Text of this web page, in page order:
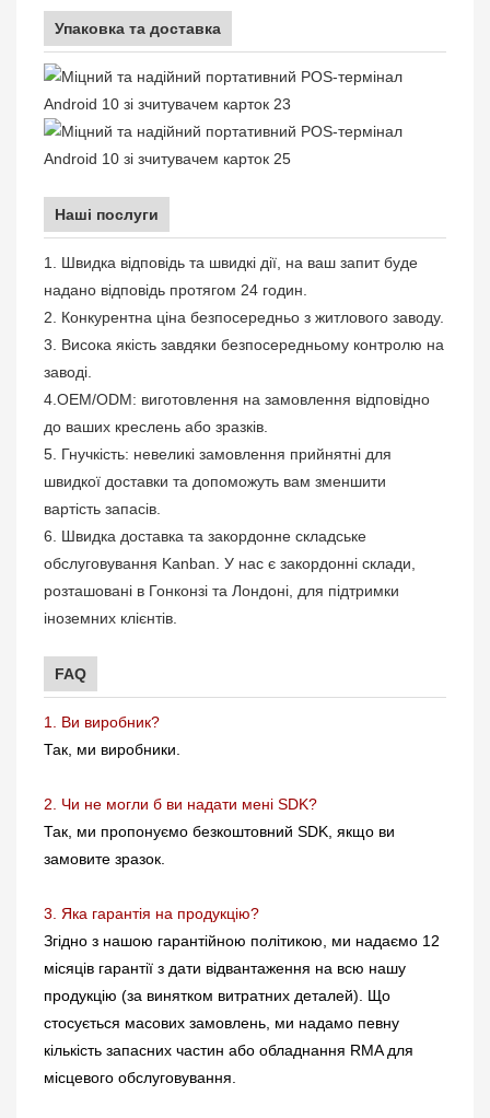
Упаковка та доставка
Наші послуги
1. Швидка відповідь та швидкі дії, на ваш запит буде
надано відповідь протягом 24 годин.
2. Конкурентна ціна безпосередньо з житлового заводу.
3. Висока якість завдяки безпосередньому контролю на
заводі.
4.OEM/ODM: виготовлення на замовлення відповідно
до ваших креслень або зразків.
5. Гнучкість: невеликі замовлення прийнятні для
швидкої доставки та допоможуть вам зменшити
вартість запасів.
6. Швидка доставка та закордонне складське
обслуговування Kanban. У нас є закордонні склади,
розташовані в Гонконзі та Лондоні, для підтримки
іноземних клієнтів.
FAQ
1. Ви виробник?
Так, ми виробники.
2. Чи не могли б ви надати мені SDK?
Так, ми пропонуємо безкоштовний SDK, якщо ви
замовите зразок.
3. Яка гарантія на продукцію?
Згідно з нашою гарантійною політикою, ми надаємо 12
місяців гарантії з дати відвантаження на всю нашу
продукцію (за винятком витратних деталей). Що
стосується масових замовлень, ми надамо певну
кількість запасних частин або обладнання RMA для
місцевого обслуговування.